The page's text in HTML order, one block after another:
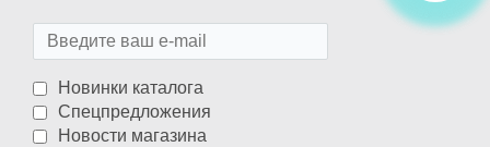
Новинки каталога
Спецпредложения
Новости магазина